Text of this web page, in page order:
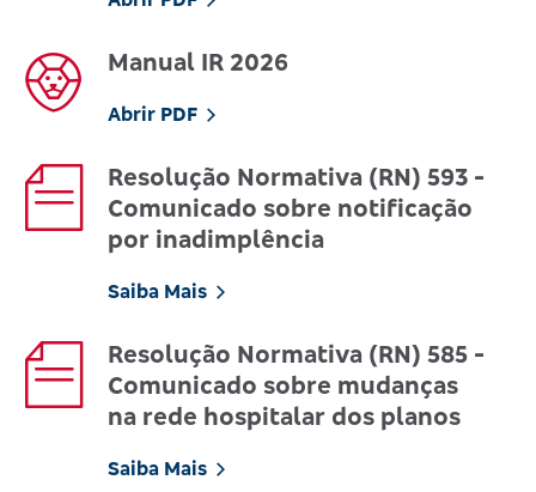
Manual IR 2026
Abrir PDF
Resolução Normativa (RN) 593 -
Comunicado sobre notificação
por inadimplência
Saiba Mais
Resolução Normativa (RN) 585 -
Comunicado sobre mudanças
na rede hospitalar dos planos
Saiba Mais